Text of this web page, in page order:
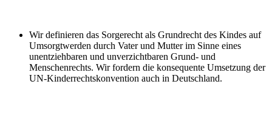
Wir definieren das Sorgerecht als Grundrecht des Kindes auf
Umsorgtwerden durch Vater und Mutter im Sinne eines
unentziehbaren und unverzichtbaren Grund- und
Menschenrechts. Wir fordern die konsequente Umsetzung der
UN-Kinderrechtskonvention auch in Deutschland.